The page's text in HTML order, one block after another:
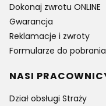
Dokonaj zwrotu ONLINE
Gwarancja
Reklamacje i zwroty
Formularze do pobrania
NASI
Dział obsługi Straży